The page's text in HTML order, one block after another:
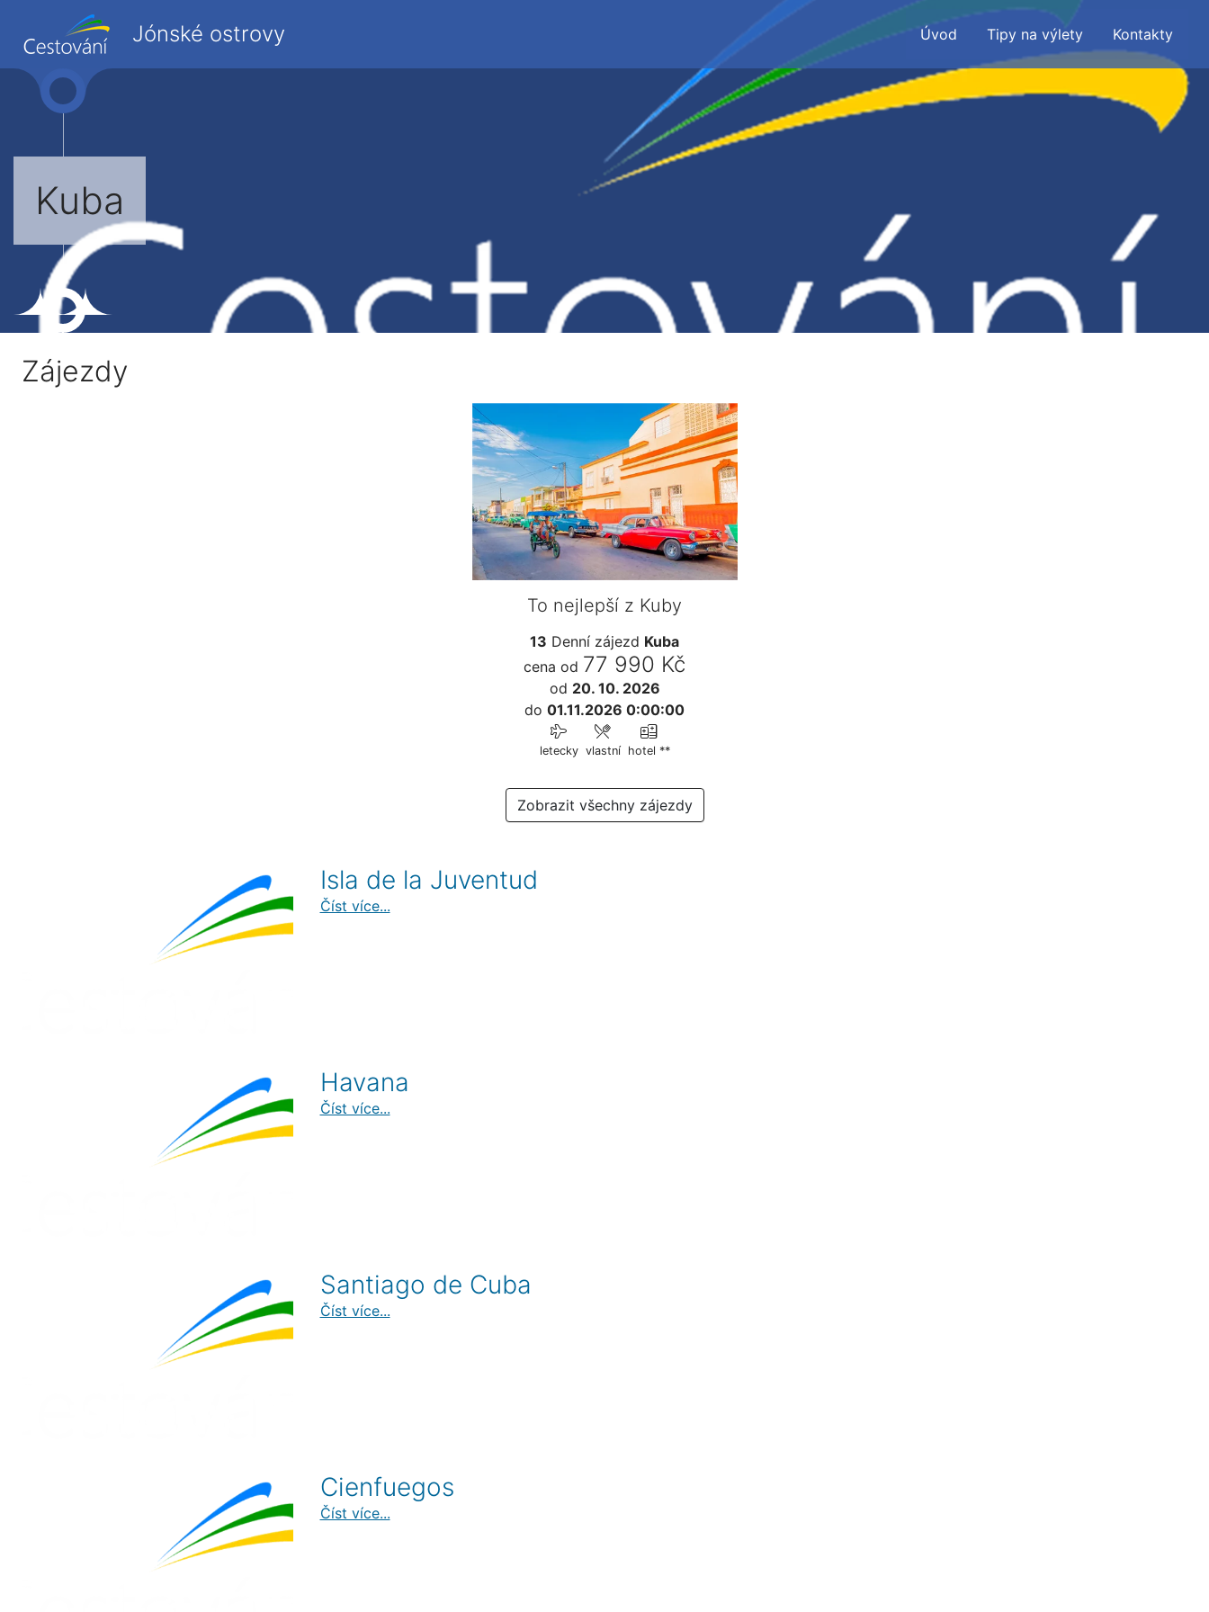
Jónské ostrovy Úvod Tipy na výlety Kontakty
Kuba
Zájezdy
To nejlepší z Kuby
13 Denní zájezd Kuba
cena od 77 990 Kč
od 20. 10. 2026
do 01.11.2026 0:00:00
letecky vlastní hotel **
Zobrazit všechny zájezdy
Isla de la Juventud
Číst více...
Havana
Číst více...
Santiago de Cuba
Číst více...
Cienfuegos
Číst více...